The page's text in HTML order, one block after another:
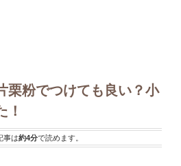
栗粉でつけても良い？小
！
事は約4分で読めます。